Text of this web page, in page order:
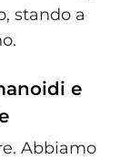
stando a
e
Abbiamo